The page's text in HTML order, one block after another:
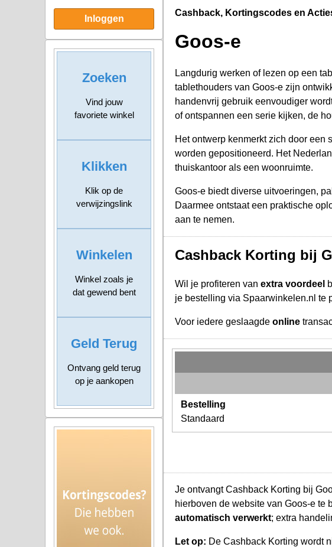
Inloggen
Zoeken
Vind jouw
favoriete winkel
Klikken
Klik op de
verwijzingslink
Winkelen
Winkel zoals je
dat gewend bent
Geld Terug
Ontvang geld terug
op je aankopen
Cashback, Kortingscodes en
Goos-e
Langdurig werken of lezen op een
tablethouders van Goos-e zijn
handenvrij gebruik eenvoudiger
of ontspannen een serie kijken, de
Het ontwerp kenmerkt zich door
worden gepositioneerd. Het
thuiskantoor als een woonruimte.
Goos-e biedt diverse uitvoeringen,
Daarmee ontstaat een praktische
aan te nemen.
Cashback Korting bij
Wil je profiteren van extra voordeel
je bestelling via Spaarwinkelen.nl te
Voor iedere geslaagde online
Bestelling
Standaard
Je ontvangt Cashback Korting bij
hierboven de website van Goos-e te
automatisch verwerkt; extra
Let op: De Cashback Korting wordt